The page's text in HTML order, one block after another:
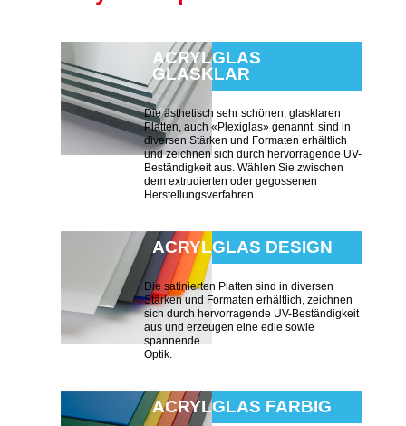
ACRYLGLAS
GLASKLAR
Die ästhetisch sehr schönen, glasklaren
Platten, auch «Plexiglas» genannt, sind in
diversen Stärken und Formaten erhältlich
und zeichnen sich durch hervorragende UV-
Beständigkeit aus. Wählen Sie zwischen
dem extrudierten oder gegossenen
Herstellungsverfahren.
ACRYLGLAS DESIGN
Die satinierten Platten sind in diversen
Stärken und Formaten erhältlich, zeichnen
sich durch hervorragende UV-Beständigkeit
aus und erzeugen eine edle sowie
spannende
Optik.
ACRYLGLAS FARBIG